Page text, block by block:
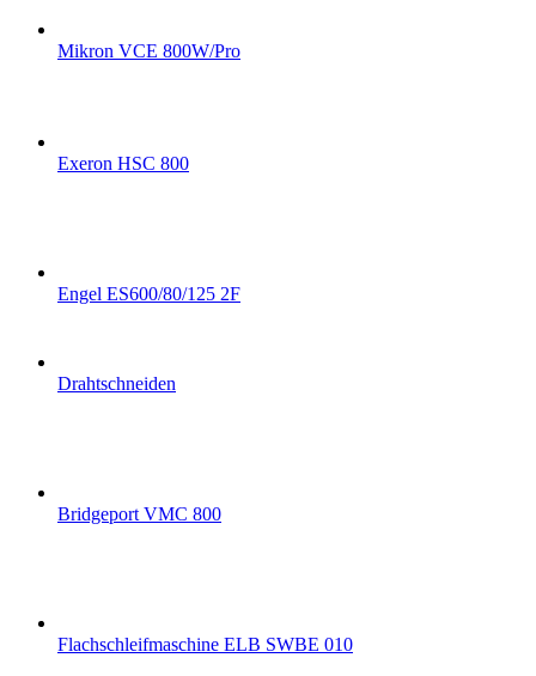
Mikron VCE 800W/Pro
Exeron HSC 800
Engel ES600/80/125 2F
Drahtschneiden
Bridgeport VMC 800
Flachschleifmaschine ELB SWBE 010